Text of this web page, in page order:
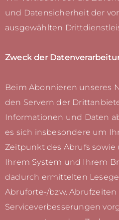
und Datensicherheit der
ausgewählten
Zweck der
Beim Abonnieren unseres
den Servern der
Informationen und Daten
es sich insbesondere um
Zeitpunkt des Abrufs
Ihrem System und Ihrem
dadurch ermittelten
Abruforte-/bzw.
Serviceverbesserungen